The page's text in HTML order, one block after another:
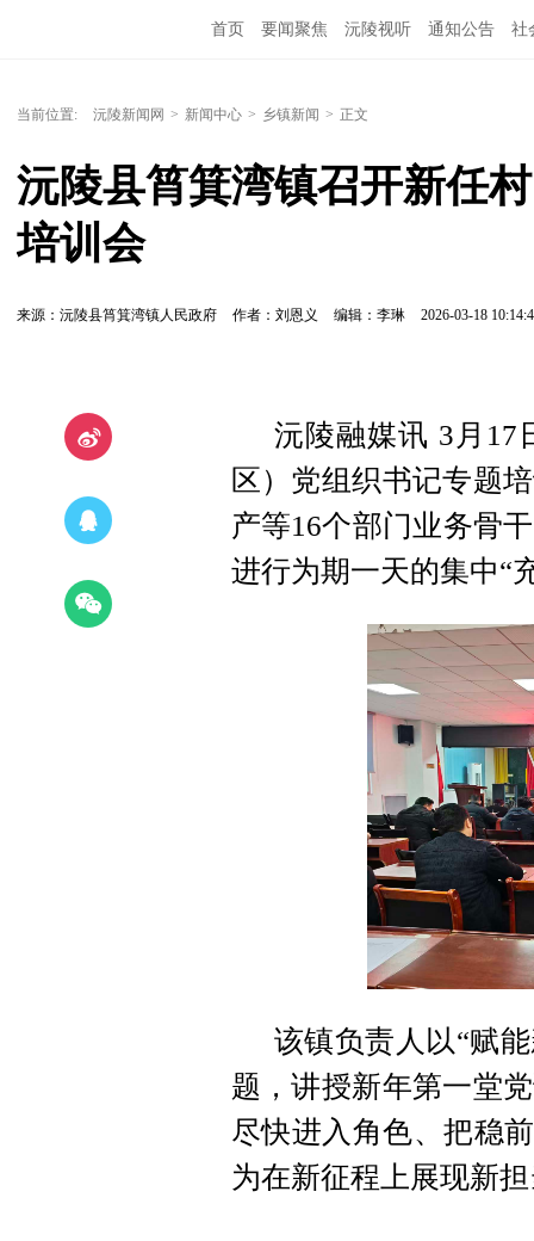
首页 要闻聚焦 沅陵视听 通知公告 社
当前位置: 沅陵新闻网 > 新闻中心 > 乡镇新闻 > 正文
沅陵县筲箕湾镇召开新任
培训会
来源：沅陵县筲箕湾镇人民政府 作者：刘恩义 编辑：李琳 2026-03-18
沅陵融媒讯 3月17
区）党组织书记专题
产等16个部门业务骨
进行为期一天的集中“
该镇负责人以“赋能
题，讲授新年第一堂
尽快进入角色、把稳
为在新征程上展现新